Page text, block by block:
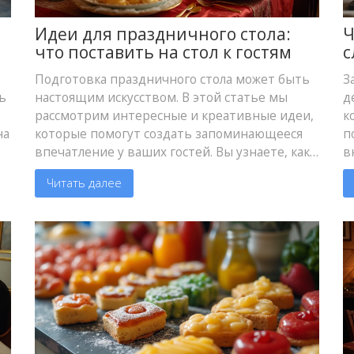
Идеи для праздничного стола:
что поставить на стол к гостям
Подготовка праздничного стола может быть
настоящим искусством. В этой статье мы
рассмотрим интересные и креативные идеи,
которые помогут создать запоминающееся
впечатление у ваших гостей. Вы узнаете, как
сочетать блюда, украшения и сервировку,
чтобы ваш стол стал по-настоящему
и вкусом с нашими полезными советами.
Читать далее